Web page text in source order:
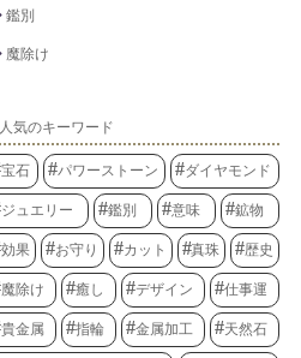
鑑別
魔除け
人気のキーワード
宝石 パワーストーン ダイヤモンド
ジュエリー 鑑別 意味 鉱物
効果 お守り カット 真珠 歴史
魔除け 癒し デザイン 仕事運
貴金属 指輪 金属加工 天然石